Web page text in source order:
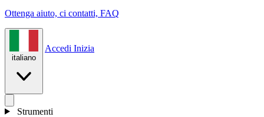
Ottenga aiuto, ci contatti, FAQ
italiano
Accedi Inizia
Strumenti